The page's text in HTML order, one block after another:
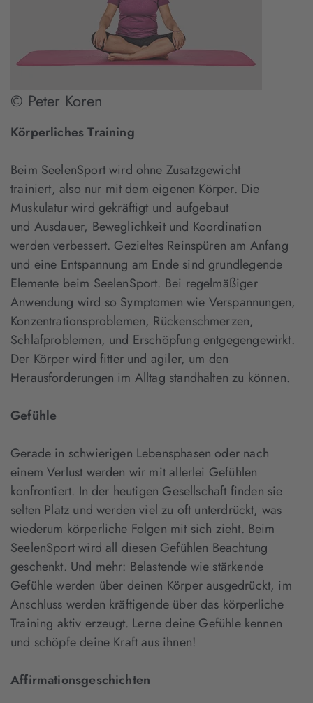
© Peter Koren
Körperliches Training
Beim SeelenSport wird ohne Zusatzgewicht
trainiert, also nur mit dem eigenen Körper. Die
Muskulatur wird gekräftigt und aufgebaut
und Ausdauer, Beweglichkeit und Koordination
werden verbessert. Gezieltes Reinspüren am Anfang
und eine Entspannung am Ende sind grundlegende
Elemente beim SeelenSport. Bei regelmäßiger
Anwendung wird so Symptomen wie Verspannungen,
Konzentrationsproblemen, Rückenschmerzen,
Schlafproblemen, und Erschöpfung entgegengewirkt.
Der Körper wird fitter und agiler, um den
Herausforderungen im Alltag standhalten zu können.
Gefühle
Gerade in schwierigen Lebensphasen oder nach
einem Verlust werden wir mit allerlei Gefühlen
konfrontiert. In der heutigen Gesellschaft finden sie
selten Platz und werden viel zu oft unterdrückt, was
wiederum körperliche Folgen mit sich zieht. Beim
SeelenSport wird all diesen Gefühlen Beachtung
geschenkt. Und mehr: Belastende wie stärkende
Gefühle werden über deinen Körper ausgedrückt, im
Anschluss werden kräftigende über das körperliche
Training aktiv erzeugt. Lerne deine Gefühle kennen
und schöpfe deine Kraft aus ihnen!
Affirmationsgeschichten